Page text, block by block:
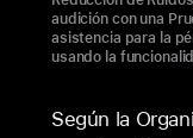
audición con una
asistencia para la
usando la
Según la